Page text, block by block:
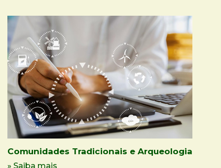
Comunidades Tradicionais e Arqueologia
» Saiba mais